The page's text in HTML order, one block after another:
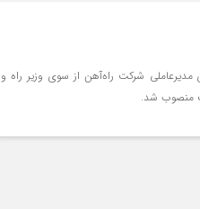
شرکت راه‌آهن از سوی وزیر راه و
منصوب شد.